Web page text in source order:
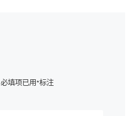
必填项已用*标注